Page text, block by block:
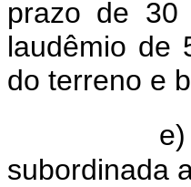
prazo de
laudêmio de
do terreno e
subordinada